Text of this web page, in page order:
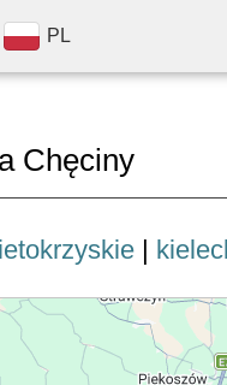
PL
Chęciny
|